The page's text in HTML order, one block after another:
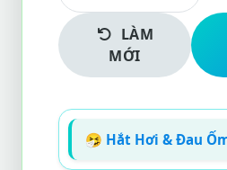
LÀM
MỚI
🤧 Hắt Hơi & Đau